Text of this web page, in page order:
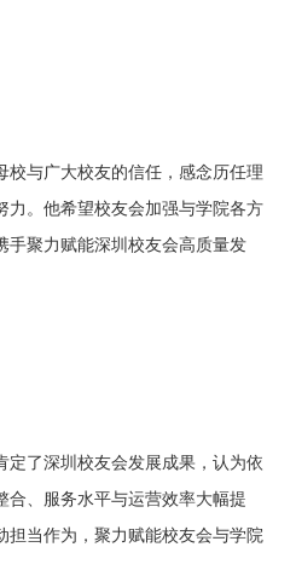
校与广大校友的信任，感念历任理
力。他希望校友会加强与学院各方
手聚力赋能深圳校友会高质量发
定了深圳校友会发展成果，认为依
合、服务水平与运营效率大幅提
担当作为，聚力赋能校友会与学院